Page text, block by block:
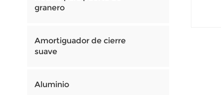
granero
Amortiguador de cierre
suave
Aluminio